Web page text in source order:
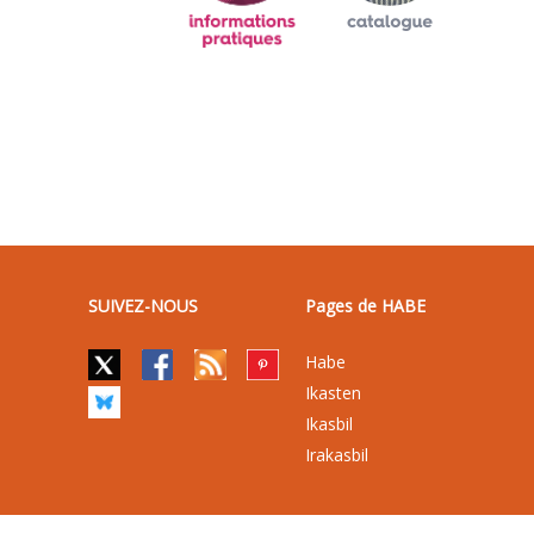
SUIVEZ-NOUS Pages de HABE
Habe
Ikasten
Ikasbil
Irakasbil